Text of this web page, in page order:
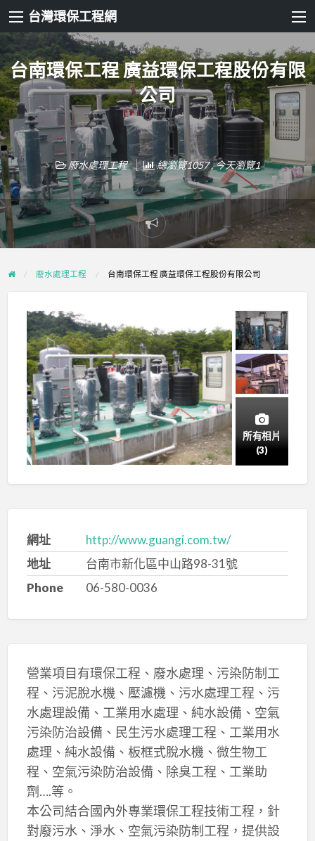
台灣環保工程網
台南環保工程 廣益環保工程股份有限
公司
廢水處理工程 總瀏覽1057 , 今天瀏覽1
Report
problem
廢水處理工程 台南環保工程 廣益環保工程股份有限公司
所有相片
(3)
網址
http://www.guangi.com.tw/
地址
台南市新化區中山路98-31號
Phone
06-580-0036
營業項目有環保工程、廢水處理、污染防制工
程、污泥脫水機、壓濾機、污水處理工程、污
水處理設備、工業用水處理、純水設備、空氣
污染防治設備、民生污水處理工程、工業用水
處理、純水設備、板框式脫水機、微生物工
程、空氣污染防治設備、除臭工程、工業助
劑….等。
本公司結合國內外專業環保工程技術工程，針
對廢污水、淨水、空氣污染防制工程，提供設